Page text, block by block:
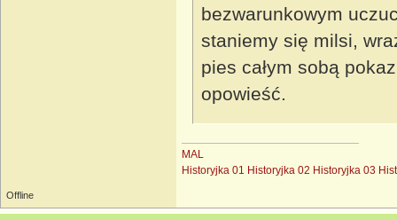
bezwarunkowym
staniemy się milsi,
pies całym sobą
opowieść.
MAL
Historyjka 01 Historyjka 02 Historyjka 03
Offline